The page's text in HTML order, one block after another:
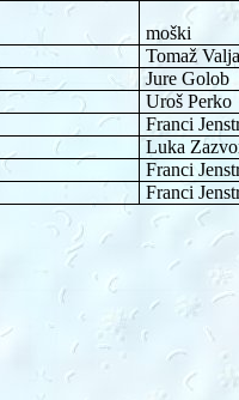
moški
Tomaž
Jure Golob
Uroš Perko
Franci
Luka
Franci
Franci